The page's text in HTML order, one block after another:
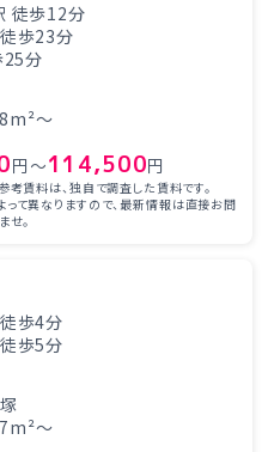
徒歩12分
徒歩23分
25分
～
円～114,500円
考賃料は、独自で調査した賃料です。
って異なりますので、最新情報は直接お問
せ。
徒歩4分
徒歩5分
～